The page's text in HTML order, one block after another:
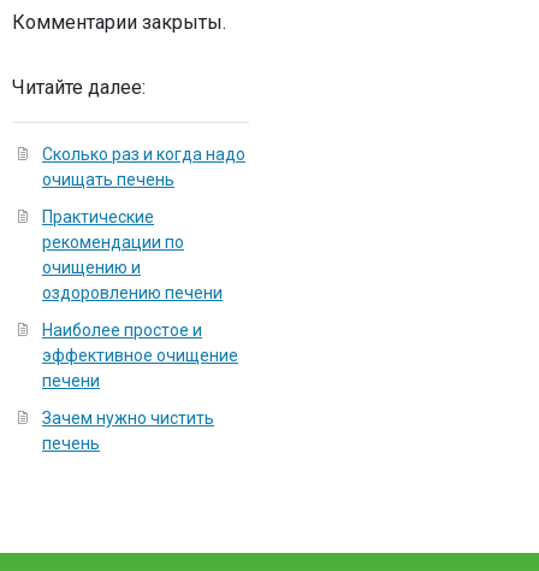
Комментарии закрыты.
Читайте далее:
Сколько раз и когда надо
очищать печень
Практические
рекомендации по
очищению и
оздоровлению печени
Наиболее простое и
эффективное очищение
печени
Зачем нужно чистить
печень